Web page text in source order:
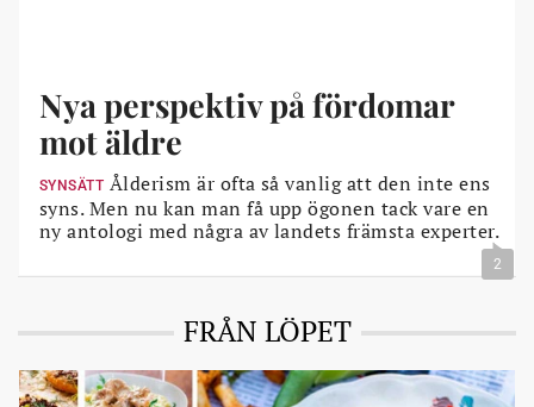
Nya perspektiv på fördomar
mot äldre
SYNSÄTT Ålderism är ofta så vanlig att den inte ens
syns. Men nu kan man få upp ögonen tack vare en
ny antologi med några av landets främsta experter.
2
FRÅN LÖPET